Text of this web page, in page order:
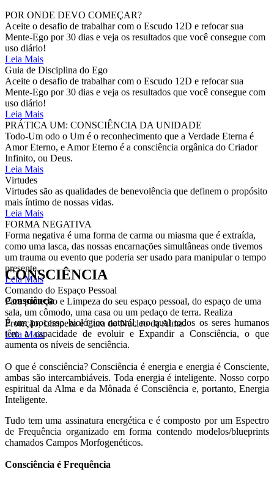
POR ONDE DEVO COMEÇAR?
Aceite o desafio de trabalhar com o Escudo 12D e refocar sua
Mente-Ego por 30 dias e veja os resultados que você consegue com
uso diário!
Leia Mais
Guia de Disciplina do Ego
Aceite o desafio de trabalhar com o Escudo 12D e refocar sua
Mente-Ego por 30 dias e veja os resultados que você consegue com
uso diário!
Leia Mais
PRÁTICA UM: CONSCIÊNCIA DA UNIDADE
Todo-Um odo o Um é o reconhecimento que a Verdade Eterna é
Amor Eterno, e Amor Eterno é a consciência orgânica do Criador
Infinito, ou Deus.
Leia Mais
Virtudes
Virtudes são as qualidades de benevolência que definem o propósito
mais íntimo de nossas vidas.
Leia Mais
FORMA NEGATIVA
Forma negativa é uma forma de carma ou miasma que é extraída,
como uma lasca, das nossas encarnações simultâneas onde tivemos
um trauma ou evento que poderia ser usado para manipular o tempo
presente.
Leia Mais
Comando do Espaço Pessoal
Para proteção e Limpeza do seu espaço pessoal, do espaço de uma
sala, um cômodo, uma casa ou um pedaço de terra. Realiza
Proteção, Limpeza e Cura do Núcleo da Alma.
Leia Mais
CONSCIÊNCIA
Consciência
É um processo biológico natural, no qual todos os seres humanos
têm a capacidade de evoluir e Expandir a Consciência, o que
aumenta os níveis de senciência.
O que é consciência? Consciência é energia e energia é Consciente,
ambas são intercambiáveis. Toda energia é inteligente. Nosso corpo
espiritual da Alma e da Mônada é Consciência e, portanto, Energia
Inteligente.
Tudo tem uma assinatura energética e é composto por um Espectro
de Frequência organizado em forma contendo modelos/blueprints
chamados Campos Morfogenéticos.
Consciência é Frequência